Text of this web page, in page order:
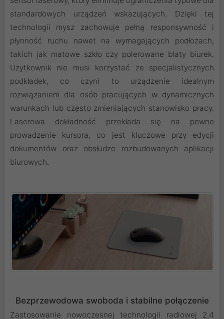
standardowych urządzeń wskazujących. Dzięki tej
technologii mysz zachowuje pełną responsywność i
płynność ruchu nawet na wymagających podłożach,
takich jak matowe szkło czy polerowane blaty biurek.
Użytkownik nie musi korzystać ze specjalistycznych
podkładek, co czyni to urządzenie idealnym
rozwiązaniem dla osób pracujących w dynamicznych
warunkach lub często zmieniających stanowisko pracy.
Laserowa dokładność przekłada się na pewne
prowadzenie kursora, co jest kluczowe przy edycji
dokumentów oraz obsłudze rozbudowanych aplikacji
biurowych.
Bezprzewodowa swoboda i stabilne połączenie
Zastosowanie nowoczesnej technologii radiowej 2.4